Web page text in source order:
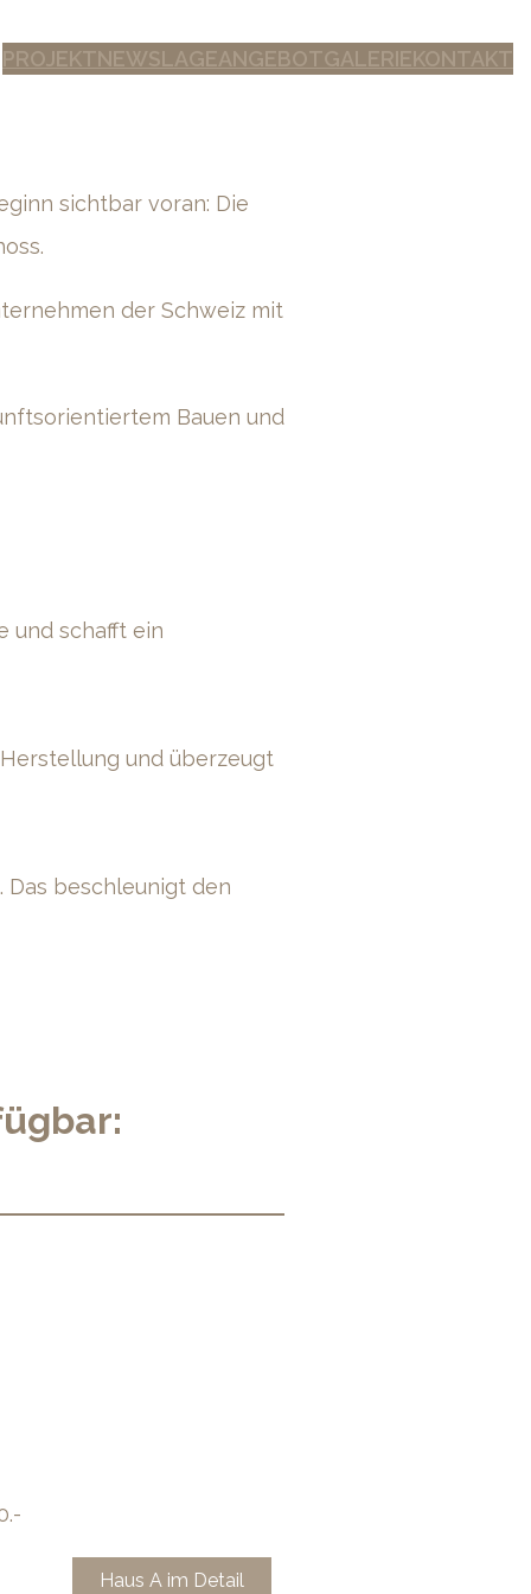
PROJEKTNEWSLAGEANGEBOTGALERIEKONTAKT
sichtbar voran: Die
der Schweiz mit
Bauen und
und schafft ein
und überzeugt
beschleunigt den
Haus A im Detail